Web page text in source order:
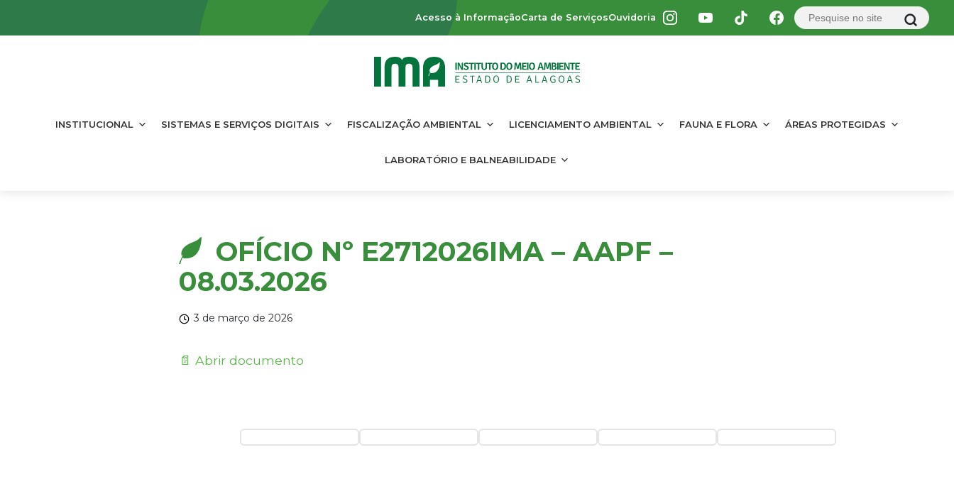
Acesso à InformaçãoCarta de ServiçosOuvidoria
INSTITUCIONAL SISTEMAS E SERVIÇOS DIGITAIS FISCALIZAÇÃO AMBIENTAL LICENCIAMENTO AMBIENTAL FAUNA E FLORA ÁREAS PROTEGIDAS
LABORATÓRIO E BALNEABILIDADE
OFÍCIO Nº E2712026IMA – AAPF –
08.03.2026
3 de março de 2026
📄 Abrir documento